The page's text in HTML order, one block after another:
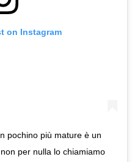
on Instagram
pochino più mature è un
per nulla lo chiamiamo